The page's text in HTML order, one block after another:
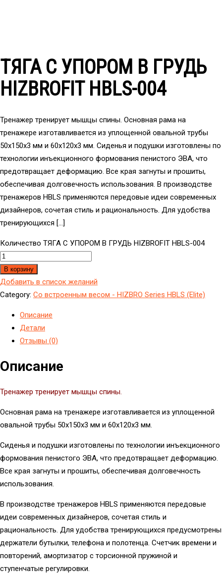
ТЯГА С УПОРОМ В ГРУДЬ
HIZBROFIT HBLS-004
Тренажер тренирует мышцы спины. Основная рама на
тренажере изготавливается из уплощенной овальной трубы
50x150x3 мм и 60x120x3 мм. Сиденья и подушки изготовлены по
технологии инъекционного формования пенистого ЭВА, что
предотвращает деформацию. Все края загнуты и прошиты,
обеспечивая долговечность использования. В производстве
тренажеров HBLS применяются передовые идеи современных
дизайнеров, сочетая стиль и рациональность. Для удобства
тренирующихся […]
Количество ТЯГА С УПОРОМ В ГРУДЬ HIZBROFIT HBLS-004
В корзину
Добавить в список желаний
Category: Cо встроенным весом - HIZBRO Series HBLS (Elite)
Описание
Детали
Отзывы (0)
Описание
Тренажер тренирует мышцы спины.
Основная рама на тренажере изготавливается из уплощенной
овальной трубы 50x150x3 мм и 60x120x3 мм.
Сиденья и подушки изготовлены по технологии инъекционного
формования пенистого ЭВА, что предотвращает деформацию.
Все края загнуты и прошиты, обеспечивая долговечность
использования.
В производстве тренажеров HBLS применяются передовые
идеи современных дизайнеров, сочетая стиль и
рациональность. Для удобства тренирующихся предусмотрены
держатели бутылки, телефона и полотенца. Счетчик времени и
повторений, амортизатор с торсионной пружиной и
ступенчатые регулировки.